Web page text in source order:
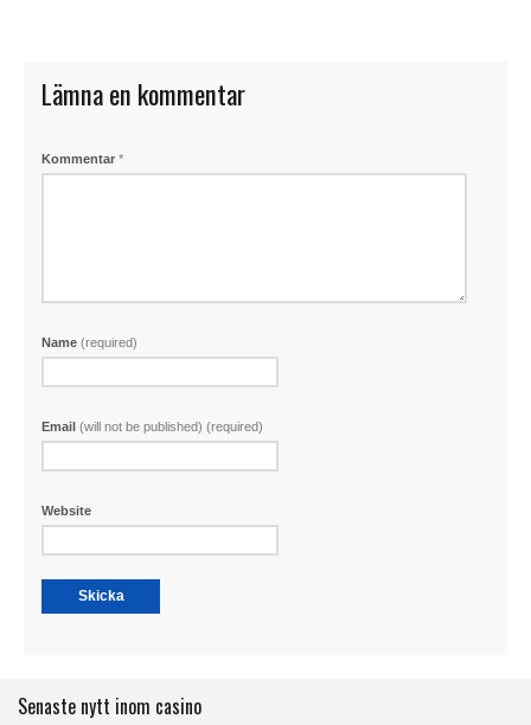
Lämna en kommentar
Kommentar *
Name (required)
Email (will not be published) (required)
Website
Senaste nytt inom casino